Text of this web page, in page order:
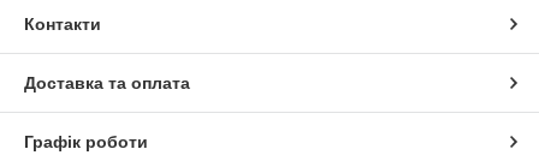
Контакти
Доставка та оплата
Графік роботи